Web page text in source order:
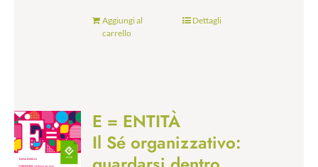
Aggiungi al
carrello
Dettagli
E = ENTITÀ
Il Sé organizzativo: